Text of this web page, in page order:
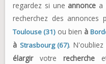
regardez si une annonce a
recherchez des annonces
Toulouse (31)ou bien à
à Strasbourg (67).
élargirvotrerecherche